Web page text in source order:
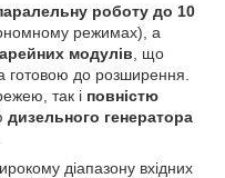
роботу до 10
режимах), а
модулів , що
готовою до розширення.
так і повністю
дизельного генератора
діапазону вхідних